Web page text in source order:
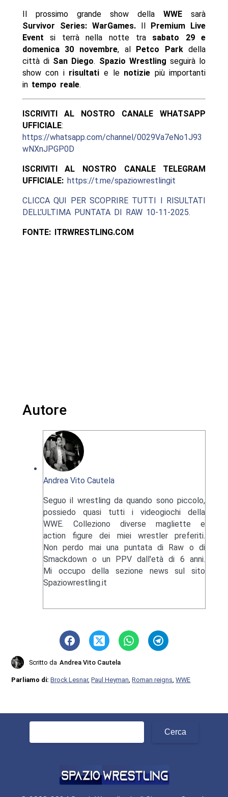
Il prossimo grande show dellaWWE sarà
Survivor Series: WarGames.Il
Premium Live
Event si terrà nella notte trasabato 29 e
domenica 30 novembre, al Petco Parkdella
città di San Diego. Spazio Wrestling seguirà lo
show con i risultati e le notizie più importanti
in tempo reale.
ISCRIVITI AL NOSTRO CANALE WHATSAPP
UFFICIALE:
https://whatsapp.com/channel/0029Va7eNo1J93
wNXnJPGP0D
ISCRIVITI AL NOSTRO CANALE TELEGRAM
UFFICIALE: https://t.me/spaziowrestlingit
CLICCA QUI PER SCOPRIRE TUTTI I RISULTATI
DELL’ULTIMA PUNTATA DI RAW 10-11-2025.
FONTE: ITRWRESTLING.COM
Autore
Andrea Vito Cautela
Seguo il wrestling da quando sono piccolo,
possiedo quasi tutti i videogiochi della
WWE. Colleziono diverse magliette e
action figure dei miei wrestler preferiti.
Non perdo mai una puntata di Raw o di
Smackdown o un PPV dall'età di 6 anni.
Mi occupo della sezione news sul sito
Spaziowrestling.it
Scritto da Andrea Vito Cautela
Parliamo di:Brock Lesnar,Paul Heyman ,Roman reigns ,WWE